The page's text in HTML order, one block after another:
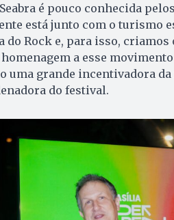
é pouco conhecida
está junto com o turismo
do Rock e, para isso, criamos
a esse
uma grande incentivadora
do festival.